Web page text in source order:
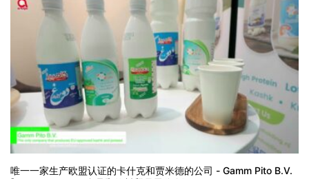
唯一一家生产欧盟认证的卡什克和贾米德的公司 - Gamm Pito B.V.